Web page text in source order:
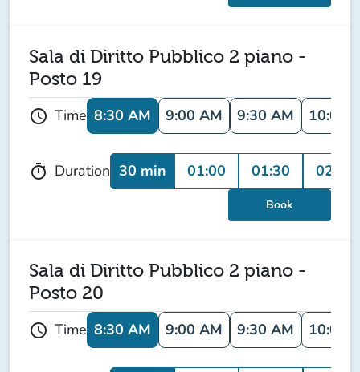
Sala di Diritto Pubblico 2 piano -
Posto 19
schedule Time 8:30 AM 9:00 AM 9:30 AM 10:00
timer Duration 30 min 01:00 01:30 02:00
Book
Sala di Diritto Pubblico 2 piano -
Posto 20
schedule Time 8:30 AM 9:00 AM 9:30 AM 10:00